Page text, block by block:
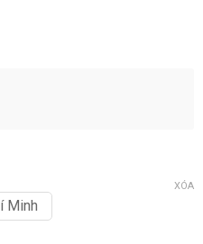
Minh
XÓA